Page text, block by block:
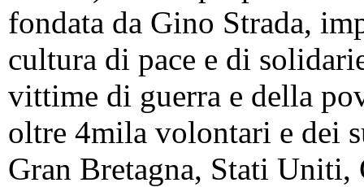
fondata da Gino Strada,
cultura di pace e di
vittime di guerra e della
oltre 4mila volontari e dei
Gran Bretagna, Stati Uniti,